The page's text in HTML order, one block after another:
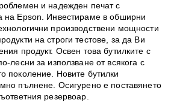
и надежден печат с
на Epson. Инвестираме в обширни
производствени мощности
на строги тестове, за да Ви
продукт. Освен това бутилките с
лесни за използване от всякога с
поколение. Новите бутилки
пълнене. Осигурено е поставянето
резервоар.